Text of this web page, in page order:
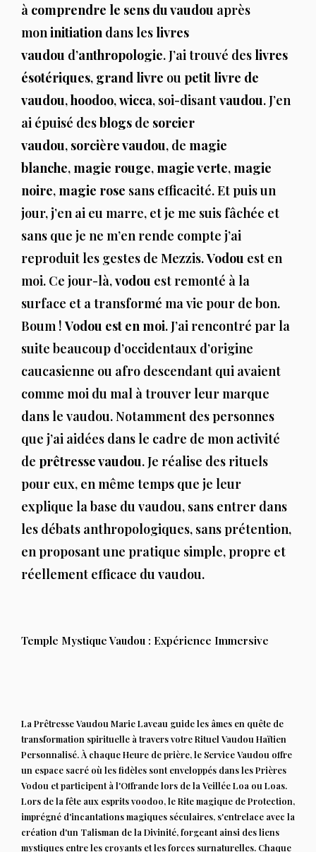
à comprendre le sens du vaudou après
mon initiation dans les livres
vaudou d’anthropologie. J’ai trouvé des livres
ésotériques, grand livre ou petit livre de
vaudou,hoodoo,wicca, soi-disantvaudou. J’en
ai épuisé desblogs de sorcier
vaudou, sorcière vaudou, de magie
blanche, magie rouge, magie verte, magie
noire, magie rose sans efficacité. Et puis un
jour, j’en ai eu marre, et je me suis fâchée et
sans que je ne m’en rende compte j’ai
reproduit les gestes de Mezzis.Vodou est en
moi. Ce jour-là,vodou est remonté à la
surface et a transformé ma vie pour de bon.
Boum !Vodou est en moi. J’ai rencontré par la
suite beaucoup d’occidentaux d’origine
caucasienne ou afro descendant qui avaient
comme moi du mal à trouver leur marque
dans le vaudou. Notamment des personnes
que j’ai aidées dans le cadre de mon activité
de prêtresse vaudou. Je réalise des rituels
pour eux, en même temps que je leur
explique la base du vaudou, sans entrer dans
les débats anthropologiques, sans prétention,
en proposant une pratique simple, propre et
réellement efficace du vaudou.
Temple Mystique Vaudou : Expérience Immersive
La Prêtresse Vaudou Marie Laveau guide les âmes en quête de
transformation spirituelle à travers votre Rituel Vaudou Haïtien
Personnalisé. À chaque Heure de prière, le Service Vaudou offre
un espace sacré où les fidèles sont enveloppés dans les Prières
Vodou et participent à l'Offrande lors de la Veillée Loa ou Loas.
Lors de la fête aux esprits voodoo, le Rite magique de Protection,
imprégné d'incantations magiques séculaires, s'entrelace avec la
création d'un Talisman de la Divinité, forgeant ainsi des liens
mystiques entre les croyants et les forces surnaturelles. Chaque